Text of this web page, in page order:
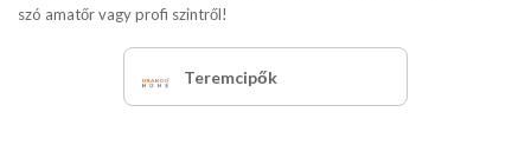
szó amatőr vagy profi szintről!
Teremcipők